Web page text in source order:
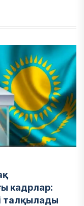
кадрлар:
талқылады